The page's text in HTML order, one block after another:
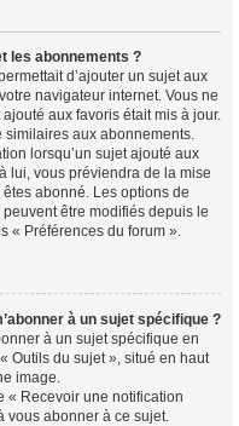
les abonnements ?
d’ajouter un sujet aux
navigateur internet. Vous ne
aux favoris était mis à jour.
similaires aux abonnements.
lorsqu’un sujet ajouté aux
lui, vous préviendra de la mise
abonné. Les options de
être modifiés depuis le
« Préférences du forum ».
à un sujet spécifique ?
à un sujet spécifique en
Outils du sujet », situé en haut
image.
« Recevoir une notification
vous abonner à ce sujet.